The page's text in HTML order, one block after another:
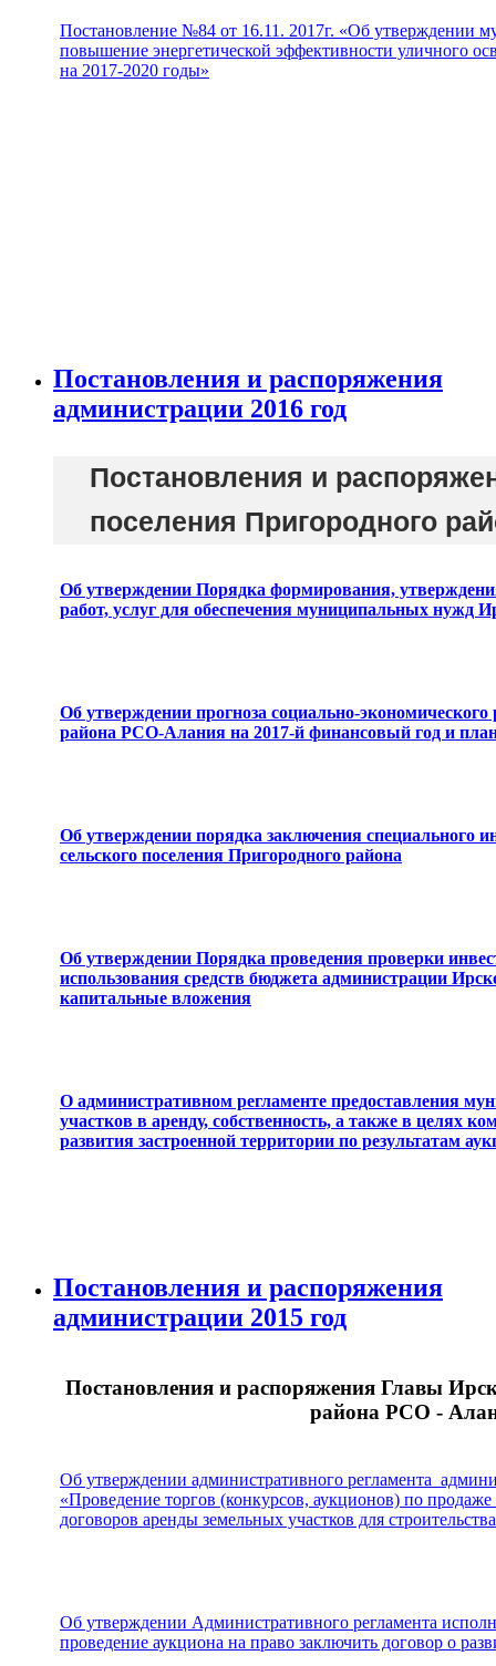
Постановление №84 от 16.11. 2017г. «Об утверждении
повышение энергетической эффективности уличного
на 2017-2020 годы»
Постановления и распоряжения
администрации 2016 год
Постановления и
поселения Пригородного
Об утверждении Порядка формирования,
работ, услуг для обеспечения муниципальных нужд
Об утверждении прогноза социально-
района РСО-Алания на 2017-й финансовый год и
Об утверждении порядка заключения специального
сельского поселения Пригородного района
Об утверждении Порядка проведения проверки
использования средств бюджета администрации
капитальные вложения
О административном регламенте предоставления
участков в аренду, собственность, а также в целях
развития застроенной территории по результатам
Постановления и распоряжения
администрации 2015 год
Постановления и распоряжения Главы
района РСО -
Об утверждении административного регламента
«Проведение торгов (конкурсов, аукционов) по
договоров аренды земельных участков для
Об утверждении Административного регламента
проведение аукциона на право заключить договор о